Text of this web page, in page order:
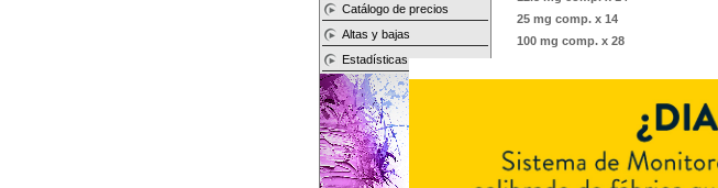
Catálogo de precios
Altas y bajas
Estadísticas
25 mg comp. x 14
100 mg comp. x 28
CENOTEM contiene